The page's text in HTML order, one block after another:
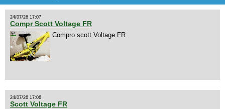
24/07/26 17:07
Compr Scott Voltage FR
Compro scott Voltage FR
24/07/26 17:06
Scott Voltage FR